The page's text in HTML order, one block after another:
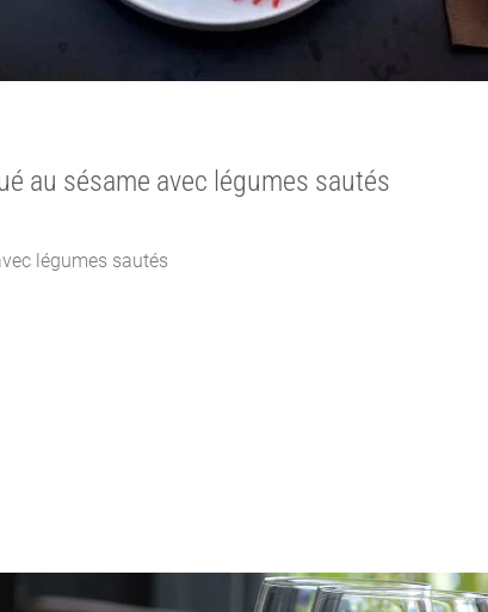
au sésame avec légumes sautés
légumes sautés